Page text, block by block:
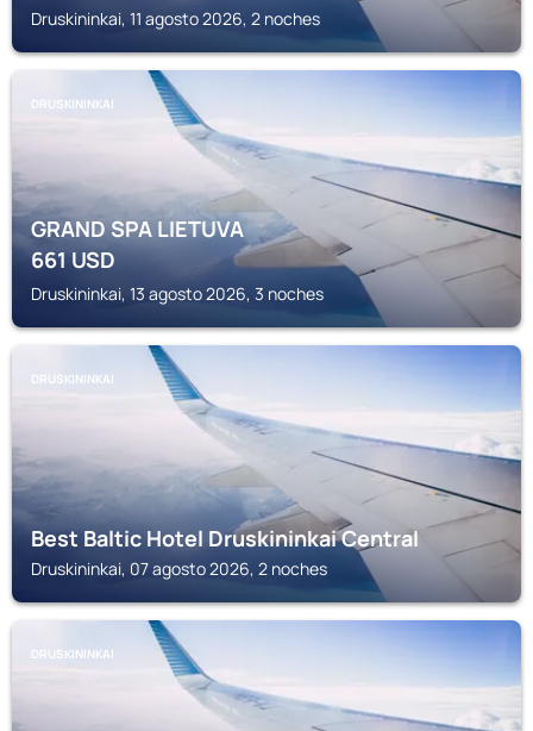
Druskininkai, 11 agosto 2026, 2 noches
DRUSKININKAI
GRAND SPA LIETUVA
661USD
Druskininkai, 13 agosto 2026, 3 noches
DRUSKININKAI
Best Baltic Hotel Druskininkai Central
Druskininkai, 07 agosto 2026, 2 noches
DRUSKININKAI